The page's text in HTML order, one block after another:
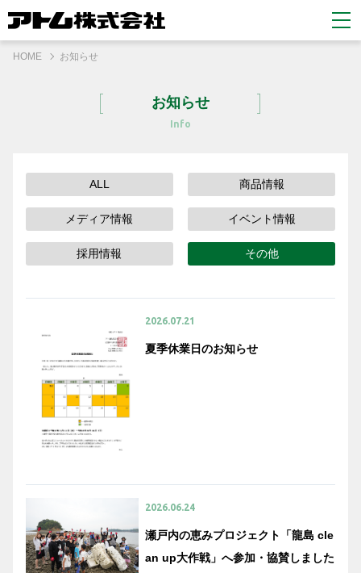
HOME お知らせ
お知らせ
Info
ALL 商品情報
メディア情報 イベント情報
採用情報 その他
2026.07.21
夏季休業日のお知らせ
2026.06.24
瀬戸内の恵みプロジェクト「龍島 cle
an up大作戦」へ参加・協賛しました